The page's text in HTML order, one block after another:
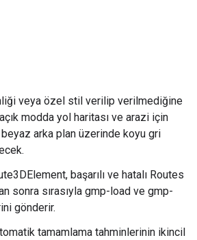
veya özel stil verilip verilmediğine
açık modda yol haritası ve arazi için
arka plan üzerinde koyu gri
başarılı ve hatalı Routes
sonra sırasıyla gmp-load ve gmp-
gönderir.
tamamlama tahminlerinin ikincil